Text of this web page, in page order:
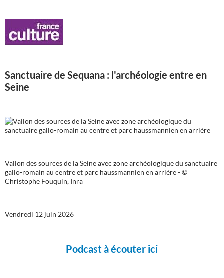
Sanctuaire de Sequana : l'archéologie entre en
Seine
Vallon des sources de la Seine avec zone archéologique du sanctuaire
gallo-romain au centre et parc haussmannien en arrière - ©
Christophe Fouquin, Inra
Vendredi 12 juin 2026
Podcast à écouter ici